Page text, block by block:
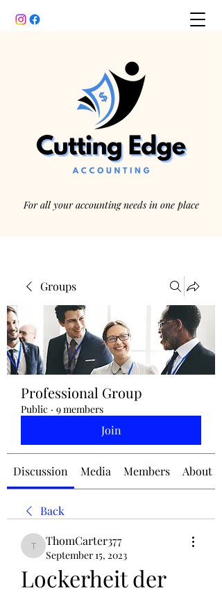
For all your accounting needs in one place
jennifermcchesney@yahoo.com
(604) 445-2082
Groups
Professional Group
Public · 9 members
Join
Discussion Media Members About
Back
ThomCarter377
ThomCarter377
September 15, 2023
Lockerheit der